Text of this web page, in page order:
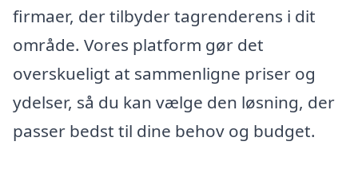
firmaer, der tilbyder tagrenderens i dit
område. Vores platform gør det
overskueligt at sammenligne priser og
ydelser, så du kan vælge den løsning, der
passer bedst til dine behov og budget.